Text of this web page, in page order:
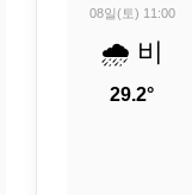
08일(토) 11:00
🌧️ 비
29.2°